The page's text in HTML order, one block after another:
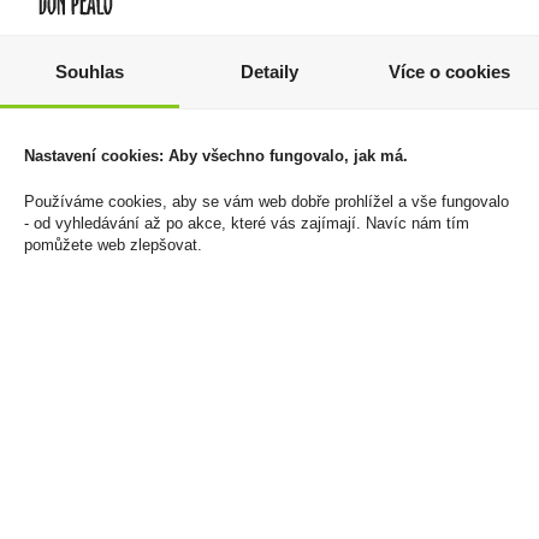
806 Kč
Cena za:
balení (24 ks)
Skladem:100 - 500 balení
150 Kč
Cena za:
1 ks
Skladem:více než 500 ks
Souhlas Detaily Více o cookies
Nastavení cookies: Aby všechno fungovalo, jak má.
Používáme cookies, aby se vám web dobře prohlížel a vše fungovalo
- od vyhledávání až po akce, které vás zajímají. Navíc nám tím
pomůžete web zlepšovat.